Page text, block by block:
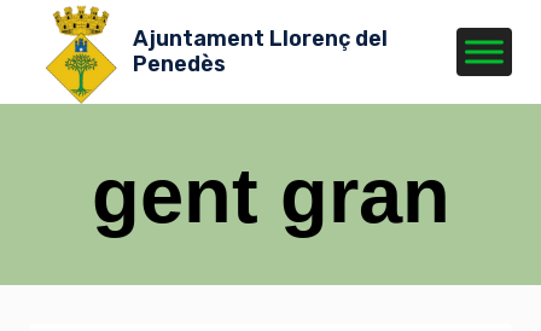
contingut
Ajuntament Llorenç del
Penedès
gent gran